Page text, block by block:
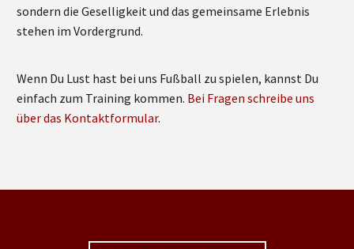
sondern die Geselligkeit und das gemeinsame Erlebnis
stehen im Vordergrund.
Wenn Du Lust hast bei uns Fußball zu spielen, kannst Du
einfach zum Training kommen. Bei Fragen schreibe uns
über das Kontaktformular.